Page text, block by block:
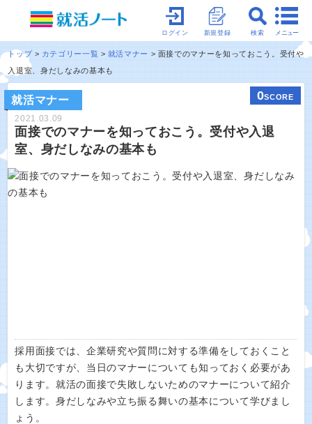
メニュー
検索
新規登録
ログイン
トップ カテゴリー一覧 就活マナー
面接でのマナーを知っておこう。受付や
入退室、身だしなみの基本も
就活マナー 0SCORE
2021.03.09
面接でのマナーを知っておこう。受付や入退
室、身だしなみの基本も
採用面接では、企業研究や質問に対する準備をしておくこと
も大切ですが、当日のマナーについても知っておく必要があ
ります。就活の面接で失敗しないためのマナーについて紹介
します。身だしなみや立ち振る舞いの基本について学びまし
ょう。